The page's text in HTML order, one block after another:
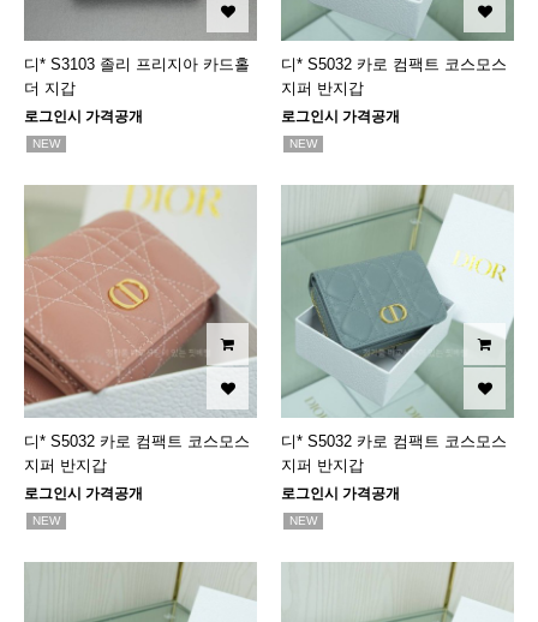
디* S3103 졸리 프리지아 카드홀
더 지갑
로그인시 가격공개
NEW
디* S5032 카로 컴팩트 코스모스
지퍼 반지갑
로그인시 가격공개
NEW
디* S5032 카로 컴팩트 코스모스
지퍼 반지갑
로그인시 가격공개
NEW
디* S5032 카로 컴팩트 코스모스
지퍼 반지갑
로그인시 가격공개
NEW